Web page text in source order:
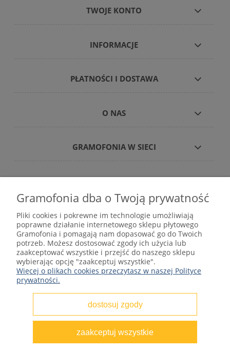
TWOJE KONTO
INFORMACJE
PŁATNOŚCI I DOSTAWA
O NAS
GRAMOFONIA W SIECI
gramofonia.com
kontakt@gramofonia.info
+48 601 262 000
Copyright © 2012–2026 GRAMOFONIA
pokaż pełną wersję strony
Sklep internetowy Shoper.pl
Gramofonia dba o Twoją prywatność
Pliki cookies i pokrewne im technologie umożliwiają
poprawne działanie internetowego sklepu płytowego
Gramofonia i pomagają nam dopasować go do Twoich
potrzeb. Możesz dostosować zgody ich użycia lub
zaakceptować wszystkie i przejść do naszego sklepu
wybierając opcję "zaakceptuj wszystkie".
Więcej o plikach cookies przeczytasz w naszej Polityce
prywatności.
dostosuj zgody
zaakceptuj wszystkie